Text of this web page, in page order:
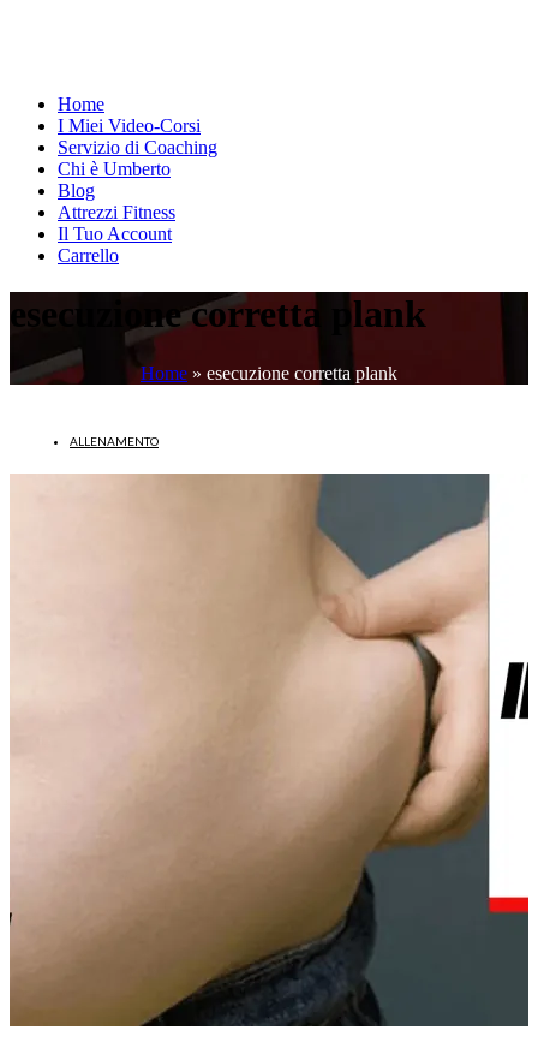
Home
I Miei Video-Corsi
Servizio di Coaching
Chi è Umberto
Blog
Attrezzi Fitness
Il Tuo Account
Carrello
esecuzione corretta plank
Home » esecuzione corretta plank
ALLENAMENTO